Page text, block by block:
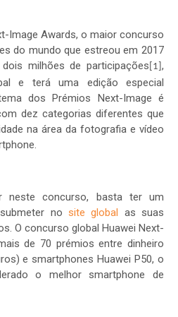
Image Awards, o maior concurso
do mundo que estreou em 2017
milhões de participações [1] ,
e terá uma edição especial
dos Prémios Next-Image é
dez categorias diferentes que
na área da fotografia e vídeo
neste concurso, basta ter um
no site global as suas
O concurso global Huawei Next-
de 70 prémios entre dinheiro
e smartphones Huawei P50, o
o melhor smartphone de